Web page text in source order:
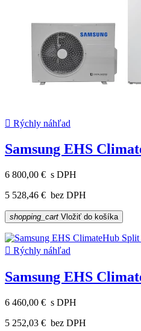
 Rýchly náhľad
Samsung EHS
6 800,00 € s DPH
5 528,46 € bez DPH
shopping_cart Vložiť do košíka
 Rýchly náhľad
Samsung EHS
6 460,00 € s DPH
5 252,03 € bez DPH